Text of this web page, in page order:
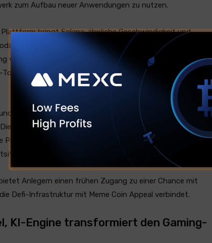
zum Aufbau neuer Anwendungen zu nutzen.
bringt Solana-ähnliche Geschwindigkeit und
das ruhende Kapital von 2 Milliarden US-Dollar in Defi-
verwendet werden kann. Einige Entwickler nennen es
Standard von Bitcoin Pepe könnte das tun, was SPS
zeigt die Entwicklung der BTC -Brücke, des Bitcoin Pepe
Lecks zeigen, dass Bitcoin Pepe fast vorbereitete
in den frühen Phasen ihrer
Anlegern einen frühen Zugang zu einer Chance mit
Defi-Infrastruktur mit Meme Coin Appeal verbindet.
KI-Engine transformiert den Gaming-